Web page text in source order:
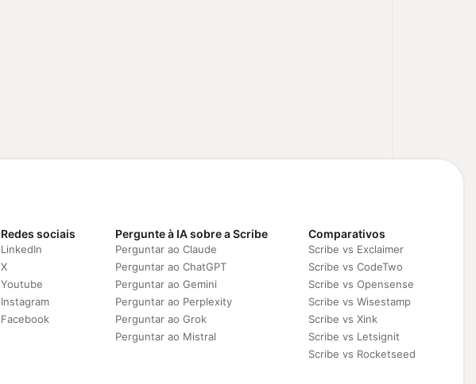
Redes sociais
LinkedIn
X
Youtube
Instagram
Facebook
Pergunte à IA sobre a Scribe
Perguntar ao Claude
Perguntar ao ChatGPT
Perguntar ao Gemini
Perguntar ao Perplexity
Perguntar ao Grok
Perguntar ao Mistral
Comparativos
Scribe vs Exclaimer
Scribe vs CodeTwo
Scribe vs Opensense
Scribe vs Wisestamp
Scribe vs Xink
Scribe vs Letsignit
Scribe vs Rocketseed